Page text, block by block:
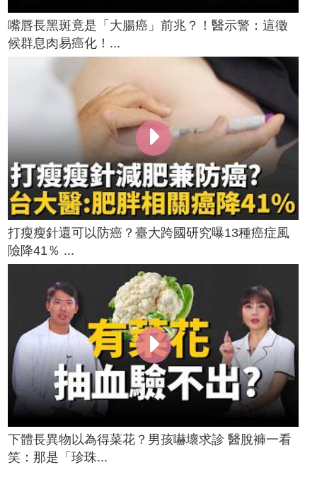
嘴唇長黑斑竟是「大腸癌」前兆？！醫示警：這徵
候群息肉易癌化！...
打瘦瘦針還可以防癌？臺大跨國研究曝13種癌症風
險降41％ ...
下體長異物以為得菜花？男孩嚇壞求診 醫脫褲一看
笑：那是「珍珠...